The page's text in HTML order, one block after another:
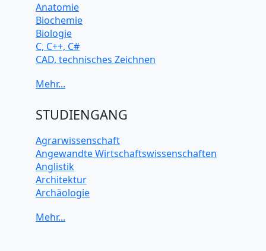
Anatomie
Biochemie
Biologie
C, C++, C#
CAD, technisches Zeichnen
Computerarchitektur
Elektrotechnik
Java
JavaScript
Künstliche Intelligenz
Latein
Makroökonomie
Mechanik
STUDIENGANG
Agrarwissenschaft
Angewandte Wirtschaftswissenschaften
Anglistik
Architektur
Archäologie
Biochemie Wissenschaften